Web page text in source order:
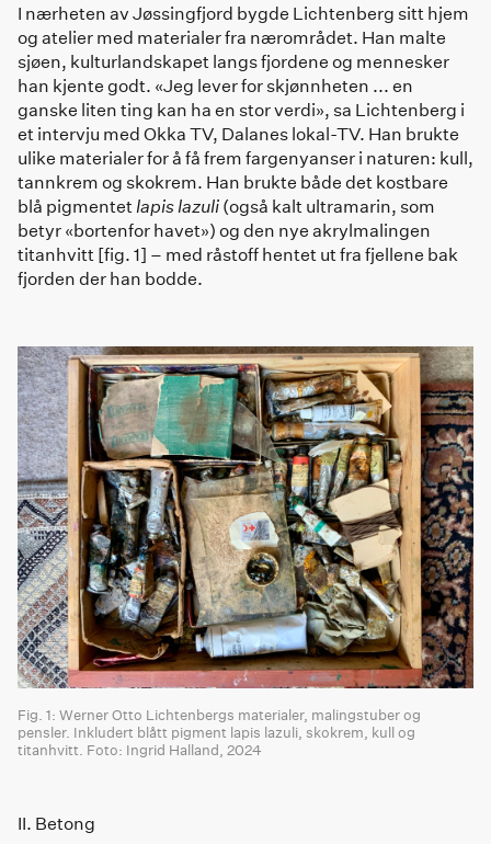
I nærheten av Jøssingfjord bygde Lichtenberg sitt hjem
og atelier med materialer fra nærområdet. Han malte
sjøen, kulturlandskapet langs fjordene og mennesker
han kjente godt. «Jeg lever for skjønnheten ... en
ganske liten ting kan ha en stor verdi», sa Lichtenberg i
et intervju med Okka TV, Dalanes lokal-TV. Han brukte
ulike materialer for å få frem fargenyanser i naturen: kull,
tannkrem og skokrem. Han brukte både det kostbare
blå pigmentet lapis lazuli(også kalt ultramarin, som
betyr «bortenfor havet») og den nye akrylmalingen
titanhvitt [fig. 1] – med råstoff hentet ut fra fjellene bak
fjorden der han bodde.
Fig. 1: Werner Otto Lichtenbergs materialer, malingstuber og
pensler. Inkludert blått pigment lapis lazuli, skokrem, kull og
titanhvitt. Foto: Ingrid Halland, 2024
II. Betong